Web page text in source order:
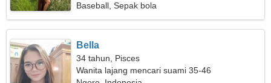
Baseball, Sepak bola
Bella
34 tahun, Pisces
Wanita lajang mencari suami 35-46